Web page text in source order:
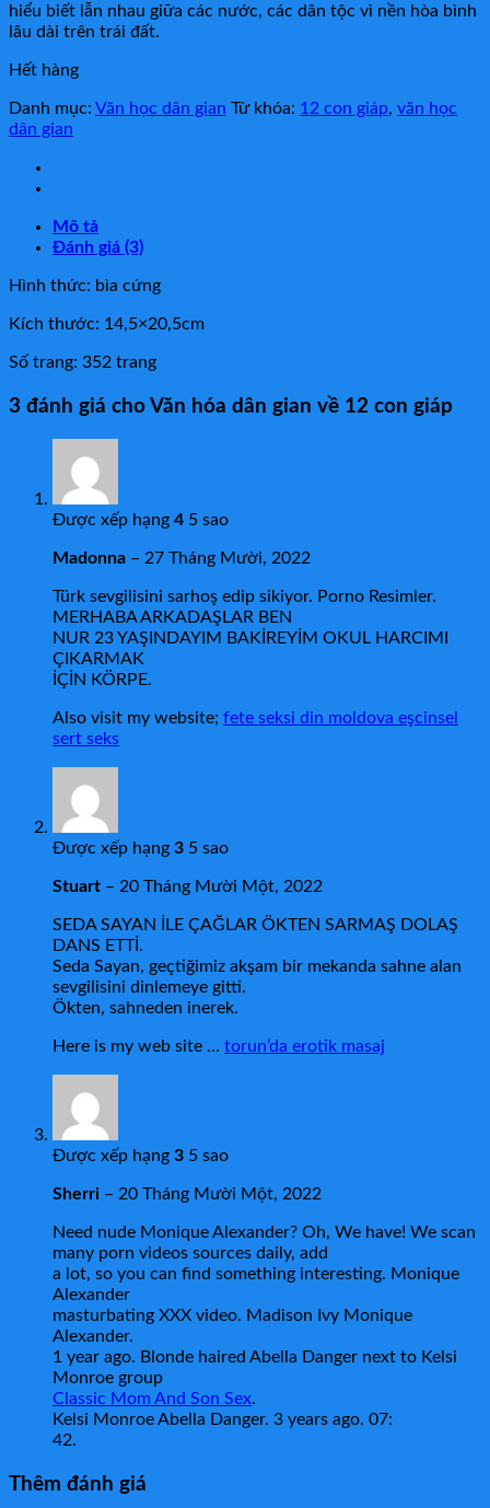
hiểu biết lẫn nhau giữa các nước, các dân tộc vì nền hòa bình
lâu dài trên trái đất.
Hết hàng
Danh mục: Văn học dân gian Từ khóa: 12 con giáp, văn học
dân gian
Mô tả
Đánh giá (3)
Hình thức: bìa cứng
Kích thước: 14,5×20,5cm
Số trang: 352 trang
3 đánh giá cho Văn hóa dân gian về 12 con giáp
Được xếp hạng 4 5 sao
Madonna – 27 Tháng Mười, 2022
Türk sevgilisini sarhoş edip sikiyor. Porno Resimler.
MERHABA ARKADAŞLAR BEN
NUR 23 YAŞINDAYIM BAKİREYİM OKUL HARCIMI
ÇIKARMAK
İÇİN KÖRPE.
Also visit my website; fete seksi din moldova eşcinsel
sert seks
Được xếp hạng 3 5 sao
Stuart – 20 Tháng Mười Một, 2022
SEDA SAYAN İLE ÇAĞLAR ÖKTEN SARMAŞ DOLAŞ
DANS ETTİ.
Seda Sayan, geçtiğimiz akşam bir mekanda sahne alan
sevgilisini dinlemeye gitti.
Ökten, sahneden inerek.
Here is my web site … torun’da erotik masaj
Được xếp hạng 3 5 sao
Sherri – 20 Tháng Mười Một, 2022
Need nude Monique Alexander? Oh, We have! We scan
many porn videos sources daily, add
a lot, so you can find something interesting. Monique
Alexander
masturbating XXX video. Madison Ivy Monique
Alexander.
1 year ago. Blonde haired Abella Danger next to Kelsi
Monroe group
Classic Mom And Son Sex.
Kelsi Monroe Abella Danger. 3 years ago. 07:
42.
Thêm đánh giá